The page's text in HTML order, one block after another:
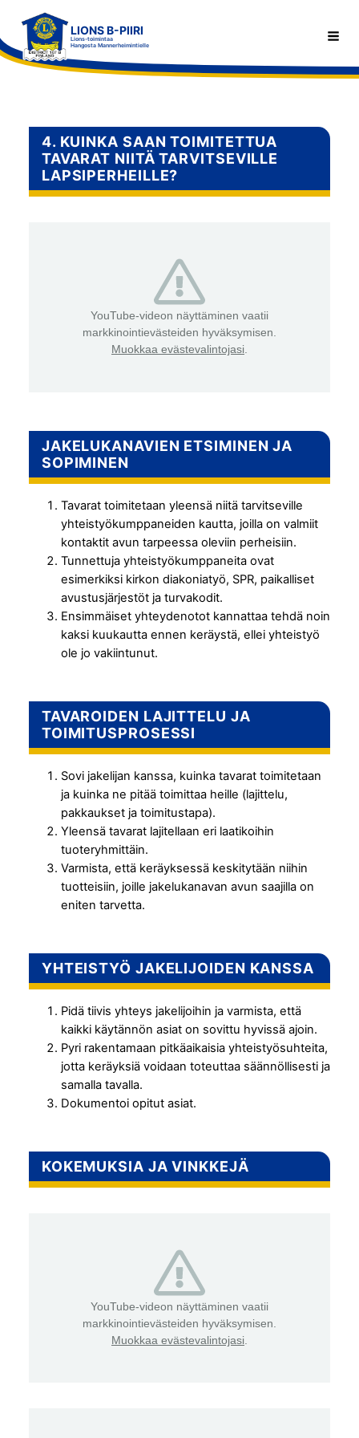
Siirry
sivun
sisältöön
LIONS B-PIIRI
Lions-toimintaa
Hangosta Mannerheimintielle
4. KUINKA SAAN TOIMITETTUA
TAVARAT NIITÄ TARVITSEVILLE
LAPSIPERHEILLE?
YouTube-videon näyttäminen vaatii
markkinointievästeiden hyväksymisen.
Muokkaa evästevalintojasi.
JAKELUKANAVIEN ETSIMINEN JA
SOPIMINEN
Tavarat toimitetaan yleensä niitä tarvitseville
yhteistyökumppaneiden kautta, joilla on valmiit
kontaktit avun tarpeessa oleviin perheisiin.
Tunnettuja yhteistyökumppaneita ovat
esimerkiksi kirkon diakoniatyö, SPR, paikalliset
avustusjärjestöt ja turvakodit.
Ensimmäiset yhteydenotot kannattaa tehdä noin
kaksi kuukautta ennen keräystä, ellei yhteistyö
ole jo vakiintunut.
TAVAROIDEN LAJITTELU JA
TOIMITUSPROSESSI
Sovi jakelijan kanssa, kuinka tavarat toimitetaan
ja kuinka ne pitää toimittaa heille (lajittelu,
pakkaukset ja toimitustapa).
Yleensä tavarat lajitellaan eri laatikoihin
tuoteryhmittäin.
Varmista, että keräyksessä keskitytään niihin
tuotteisiin, joille jakelukanavan avun saajilla on
eniten tarvetta.
YHTEISTYÖ JAKELIJOIDEN KANSSA
Pidä tiivis yhteys jakelijoihin ja varmista, että
kaikki käytännön asiat on sovittu hyvissä ajoin.
Pyri rakentamaan pitkäaikaisia yhteistyösuhteita,
jotta keräyksiä voidaan toteuttaa säännöllisesti ja
samalla tavalla.
Dokumentoi opitut asiat.
KOKEMUKSIA JA VINKKEJÄ
YouTube-videon näyttäminen vaatii
markkinointievästeiden hyväksymisen.
Muokkaa evästevalintojasi